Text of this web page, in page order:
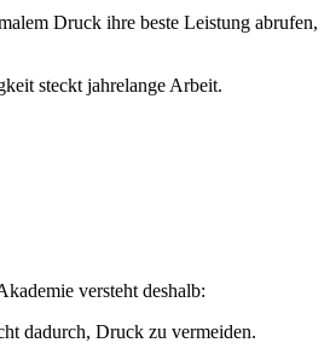
Druck ihre beste Leistung abrufen,
steckt jahrelange Arbeit.
versteht deshalb:
dadurch, Druck zu vermeiden.